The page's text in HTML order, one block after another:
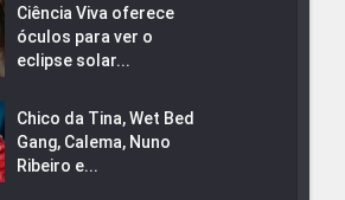
Ciência Viva oferece
óculos para ver o
eclipse solar...
Chico da Tina, Wet Bed
Gang, Calema, Nuno
Ribeiro e...